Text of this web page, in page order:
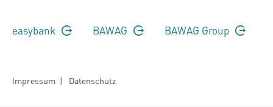
easybank BAWAG BAWAG Group
Impressum | Datenschutz